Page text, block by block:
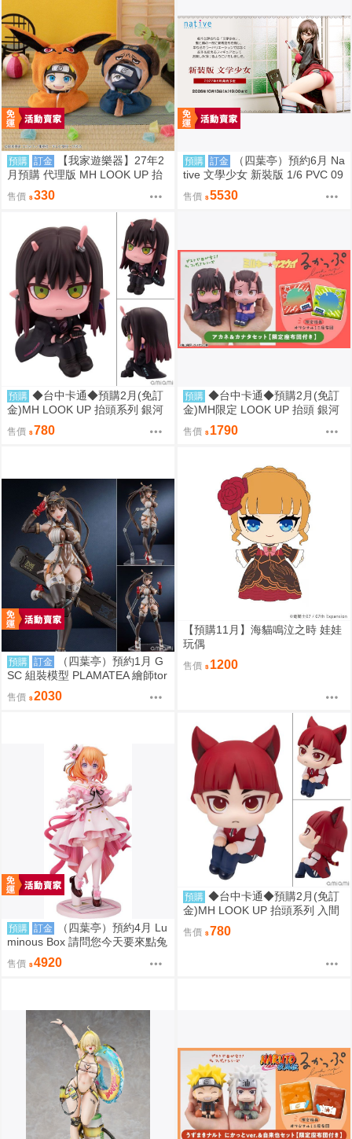
預購 訂金
【我家遊樂器】27年2
月預購 代理版 MH LOOK UP 抬
頭系列 火影忍者 疾風傳 斗篷 2款
可選 不含公仔
售價 330
預購 訂金
（四葉亭）預約6月 Na
tive 文學少女 新裝版 1/6 PVC 09
售價 5530
預購 ◆台中卡通◆預購2月(免訂
金)MH LOOK UP 抬頭系列 銀河
特急Milky☆Subway 朱音 0813
售價 780
預購 ◆台中卡通◆預購2月(免訂
金)MH限定 LOOK UP 抬頭 銀河
特急 朱音 & 鐵多 套組附特典 08
13
售價 1790
預購 訂金
（四葉亭）預約1月 G
SC 組裝模型 PLAMATEA 繪師tor
idamono MX醬 約16公分 0906
售價 2030
【預購11月】海貓鳴泣之時 娃娃
玩偶
售價 1200
預購 訂金
（四葉亭）預約4月 Lu
minous Box 請問您今天要來點兔
子嗎？ 心愛 禮服Ver 1/7 PVC 09
06
售價 4920
預購 ◆台中卡通◆預購2月(免訂
金)MH LOOK UP 抬頭系列 入間
同學入魔了！歐佩拉 0813
售價 780